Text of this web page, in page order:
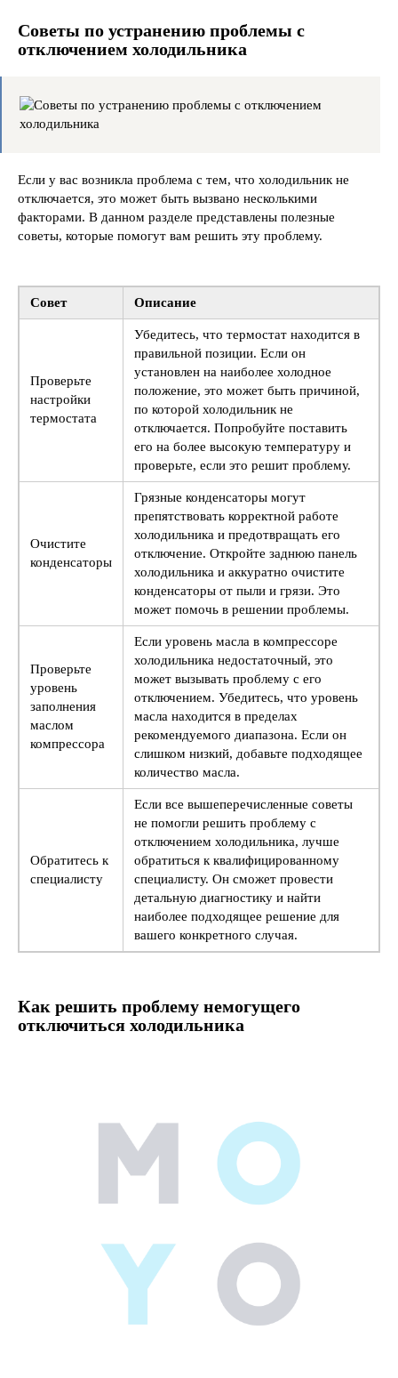
Советы по устранению проблемы с
отключением холодильника
Если у вас возникла проблема с тем, что холодильник не
отключается, это может быть вызвано несколькими
факторами. В данном разделе представлены полезные
советы, которые помогут вам решить эту проблему.
Совет Описание
Проверьте
настройки
термостата
Убедитесь, что термостат находится в
правильной позиции. Если он
установлен на наиболее холодное
положение, это может быть причиной,
по которой холодильник не
отключается. Попробуйте поставить
его на более высокую температуру и
проверьте, если это решит проблему.
Очистите
конденсаторы
Грязные конденсаторы могут
препятствовать корректной работе
холодильника и предотвращать его
отключение. Откройте заднюю панель
холодильника и аккуратно очистите
конденсаторы от пыли и грязи. Это
может помочь в решении проблемы.
Проверьте
уровень
заполнения
маслом
компрессора
Если уровень масла в компрессоре
холодильника недостаточный, это
может вызывать проблему с его
отключением. Убедитесь, что уровень
масла находится в пределах
рекомендуемого диапазона. Если он
слишком низкий, добавьте подходящее
количество масла.
Обратитесь к
специалисту
Если все вышеперечисленные советы
не помогли решить проблему с
отключением холодильника, лучше
обратиться к квалифицированному
специалисту. Он сможет провести
детальную диагностику и найти
наиболее подходящее решение для
вашего конкретного случая.
Как решить проблему немогущего
отключиться холодильника